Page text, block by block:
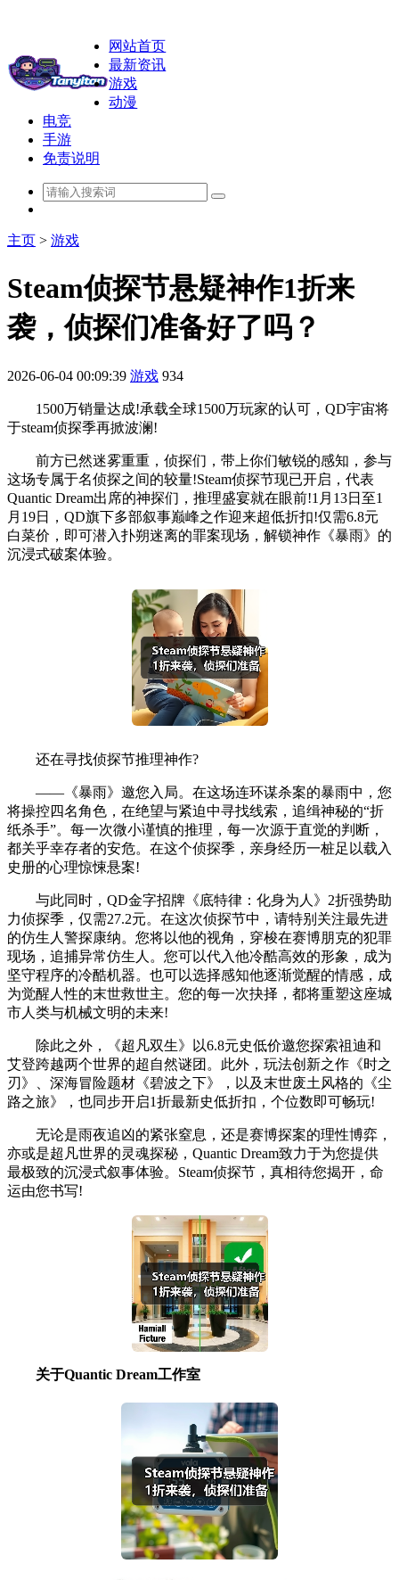
网站首页
最新资讯
游戏
动漫
电竞
手游
免责说明
主页 > 游戏
Steam侦探节悬疑神作1折来
袭，侦探们准备好了吗？
2026-06-04 00:09:39 游戏 934
1500万销量达成!承载全球1500万玩家的认可，QD宇宙将
于steam侦探季再掀波澜!
前方已然迷雾重重，侦探们，带上你们敏锐的感知，参与
这场专属于名侦探之间的较量!Steam侦探节现已开启，代表
Quantic Dream出席的神探们，推理盛宴就在眼前!1月13日至1
月19日，QD旗下多部叙事巅峰之作迎来超低折扣!仅需6.8元
白菜价，即可潜入扑朔迷离的罪案现场，解锁神作《暴雨》的
沉浸式破案体验。
还在寻找侦探节推理神作?
——《暴雨》邀您入局。在这场连环谋杀案的暴雨中，您
将操控四名角色，在绝望与紧迫中寻找线索，追缉神秘的“折
纸杀手”。每一次微小谨慎的推理，每一次源于直觉的判断，
都关乎幸存者的安危。在这个侦探季，亲身经历一桩足以载入
史册的心理惊悚悬案!
与此同时，QD金字招牌《底特律：化身为人》2折强势助
力侦探季，仅需27.2元。在这次侦探节中，请特别关注最先进
的仿生人警探康纳。您将以他的视角，穿梭在赛博朋克的犯罪
现场，追捕异常仿生人。您可以代入他冷酷高效的形象，成为
坚守程序的冷酷机器。也可以选择感知他逐渐觉醒的情感，成
为觉醒人性的末世救世主。您的每一次抉择，都将重塑这座城
市人类与机械文明的未来!
除此之外，《超凡双生》以6.8元史低价邀您探索祖迪和
艾登跨越两个世界的超自然谜团。此外，玩法创新之作《时之
刃》、深海冒险题材《碧波之下》，以及末世废土风格的《尘
路之旅》，也同步开启1折最新史低折扣，个位数即可畅玩!
无论是雨夜追凶的紧张窒息，还是赛博探案的理性博弈，
亦或是超凡世界的灵魂探秘，Quantic Dream致力于为您提供
最极致的沉浸式叙事体验。Steam侦探节，真相待您揭开，命
运由您书写!
关于Quantic Dream工作室